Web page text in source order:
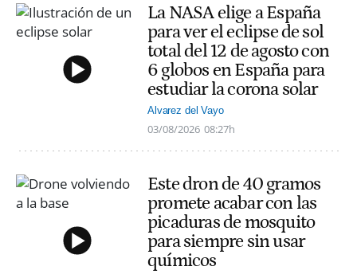
La NASA elige a España
para ver el eclipse de sol
total del 12 de agosto con
6 globos en España para
estudiar la corona solar
Alvarez del Vayo
03/08/2026 08:27h
Este dron de 40 gramos
promete acabar con las
picaduras de mosquito
para siempre sin usar
químicos